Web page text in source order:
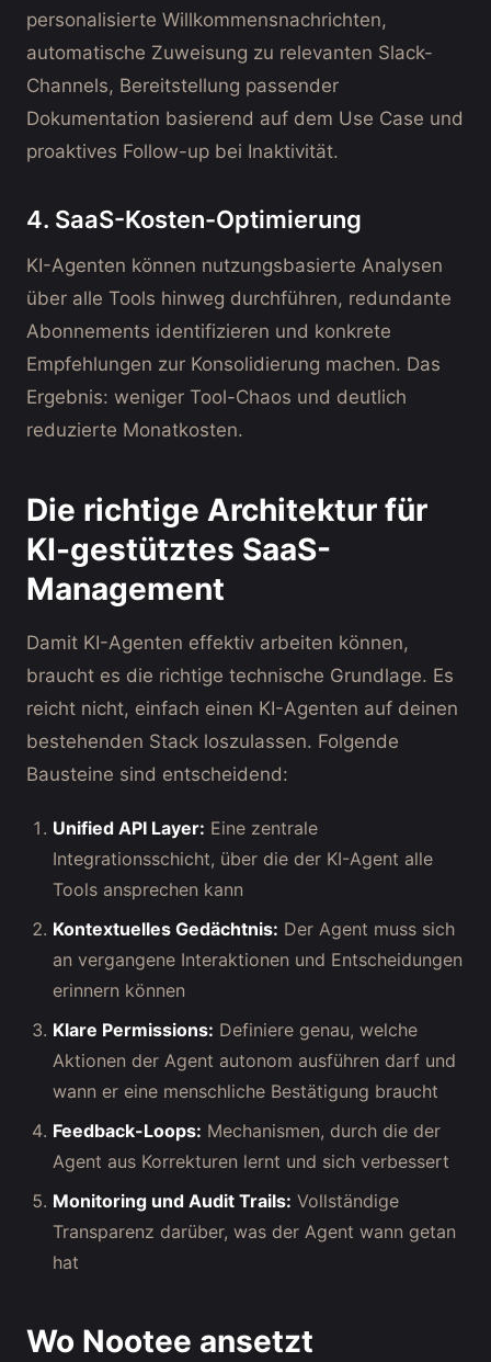
personalisierte Willkommensnachrichten,
automatische Zuweisung zu relevanten Slack-
Channels, Bereitstellung passender
Dokumentation basierend auf dem Use Case und
proaktives Follow-up bei Inaktivität.
4. SaaS-Kosten-Optimierung
KI-Agenten können nutzungsbasierte Analysen
über alle Tools hinweg durchführen, redundante
Abonnements identifizieren und konkrete
Empfehlungen zur Konsolidierung machen. Das
Ergebnis: weniger Tool-Chaos und deutlich
reduzierte Monatkosten.
Die richtige Architektur für
KI-gestütztes SaaS-
Management
Damit KI-Agenten effektiv arbeiten können,
braucht es die richtige technische Grundlage. Es
reicht nicht, einfach einen KI-Agenten auf deinen
bestehenden Stack loszulassen. Folgende
Bausteine sind entscheidend:
Unified API Layer: Eine zentrale
Integrationsschicht, über die der KI-Agent alle
Tools ansprechen kann
Kontextuelles Gedächtnis: Der Agent muss sich
an vergangene Interaktionen und Entscheidungen
erinnern können
Klare Permissions: Definiere genau, welche
Aktionen der Agent autonom ausführen darf und
wann er eine menschliche Bestätigung braucht
Feedback-Loops: Mechanismen, durch die der
Agent aus Korrekturen lernt und sich verbessert
Monitoring und Audit Trails: Vollständige
Transparenz darüber, was der Agent wann getan
hat
Wo Nootee ansetzt